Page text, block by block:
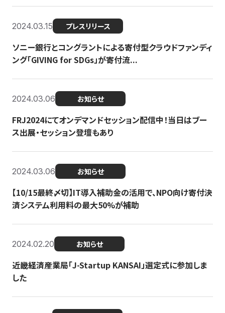
2024.03.15 プレスリリース
ソニー銀行とコングラントによる寄付型クラウドファンディ
ング「GIVING for SDGs」が寄付流...
2024.03.06 お知らせ
FRJ2024にてオンデマンドセッション配信中！当日はブー
ス出展・セッション登壇もあり
2024.03.06 お知らせ
【10/15最終〆切】IT導入補助金の活用で、NPO向け寄付決
済システム利用料の最大50%が補助
2024.02.20 お知らせ
近畿経済産業局「J-Startup KANSAI」選定式に参加しま
した